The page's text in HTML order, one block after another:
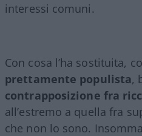
interessi comuni.
Con cosa l’ha sostituita,
prettamente populista,
contrapposizione fra
all’estremo a quella fra
che non lo sono.